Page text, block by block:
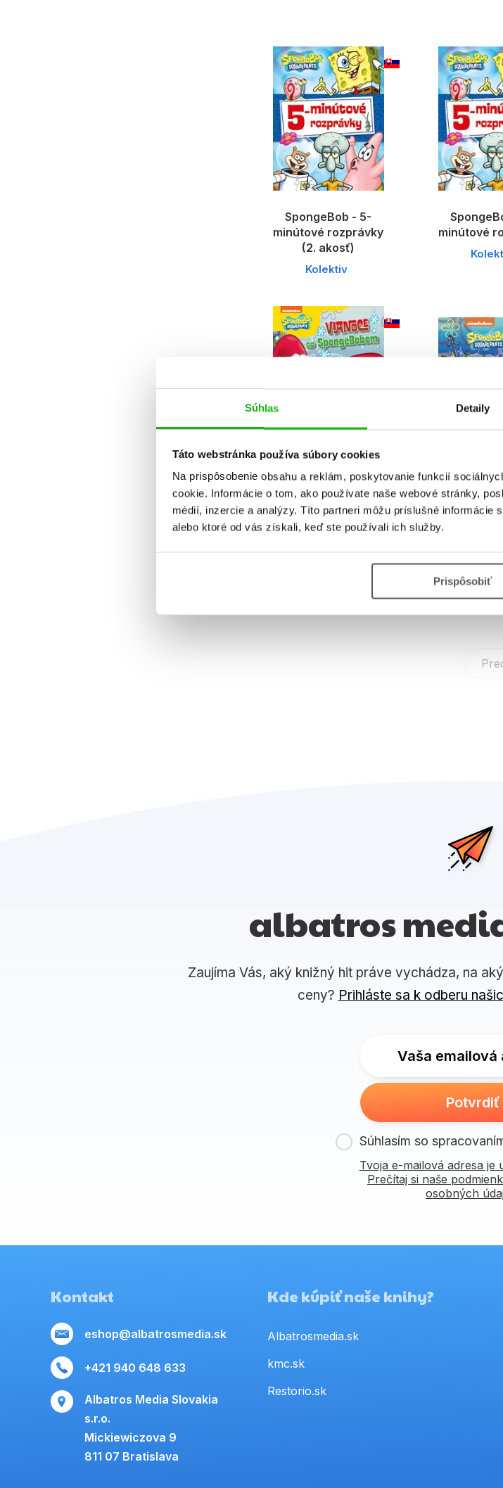
Súhlas Detaily
Táto webstránka používa súbory cookies
Na prispôsobenie obsahu a reklám, poskytovanie funkcií
cookie. Informácie o tom, ako používate naše webové stránky,
médií, inzercie a analýzy. Títo partneri môžu príslušné
alebo ktoré od vás získali, keď ste používali ich služby.
Prispôsobiť
SpongeBob - 5-
minútové rozprávky
(2. akosť)
Kolektiv
minútové
SpongeBob - Vianoce
so SpongeBobom
Kolektiv
albatros
Zaujíma Vás, aký knižný hit práve vychádza, na
ceny? Prihláste sa k odberu
Vaša emailová
Potvrdiť
Súhlasím so
Tvoja e-mailová adresa je
Prečítaj si naše
osobných
Kontakt
eshop@albatrosmedia.sk
+421 940 648 633
Albatros Media Slovakia
s.r.o.
Mickiewiczova 9
811 07 Bratislava
Kde kúpiť naše knihy?
Albatrosmedia.sk
kmc.sk
Restorio.sk